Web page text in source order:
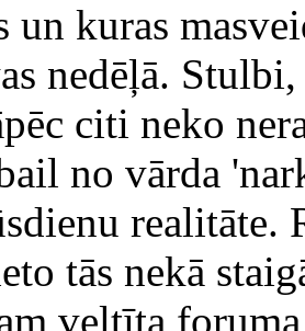
un kuras
nedēļā.
citi neko
no vārda
realitāte.
tās nekā
veltīta